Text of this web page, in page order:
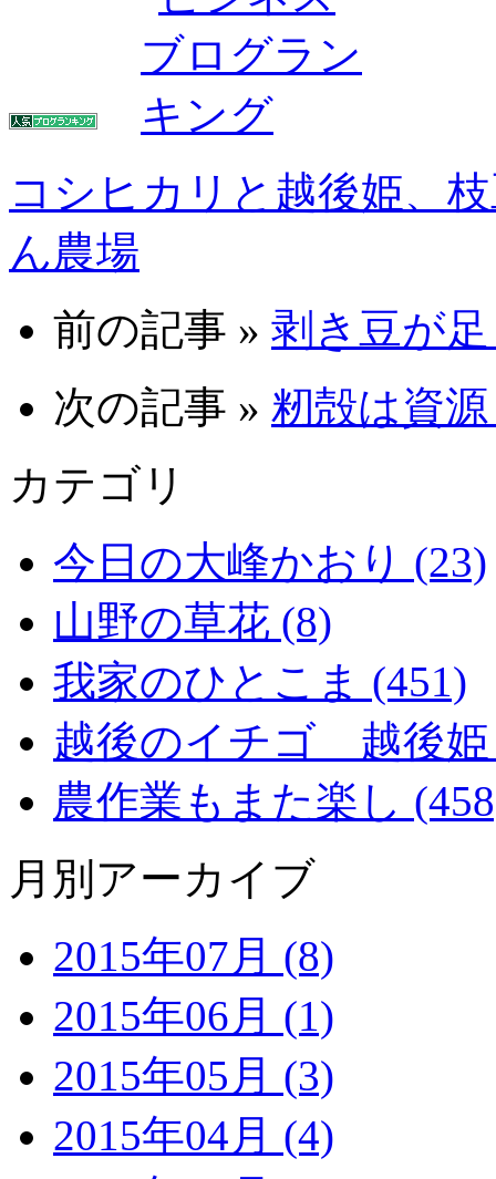
コシヒカリと越後姫、
ん農場
前の記事 » 剥き豆が
次の記事 » 籾殻は資
カテゴリ
今日の大峰かおり (23)
山野の草花 (8)
我家のひとこま (451)
越後のイチゴ 越後姫
農作業もまた楽し
月別アーカイブ
2015年07月 (8)
2015年06月 (1)
2015年05月 (3)
2015年04月 (4)